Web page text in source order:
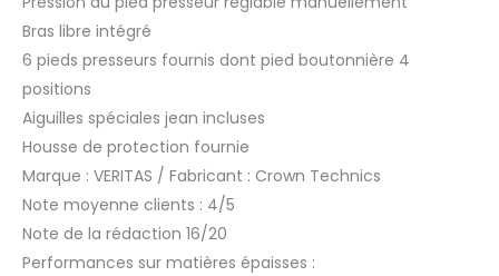
Bras libre intégré
6 pieds presseurs fournis dont pied boutonnière 4
positions
Aiguilles spéciales jean incluses
Housse de protection fournie
Marque : VERITAS / Fabricant : Crown Technics
Note moyenne clients : 4/5
Note de la rédaction 16/20
Performances sur matières épaisses :